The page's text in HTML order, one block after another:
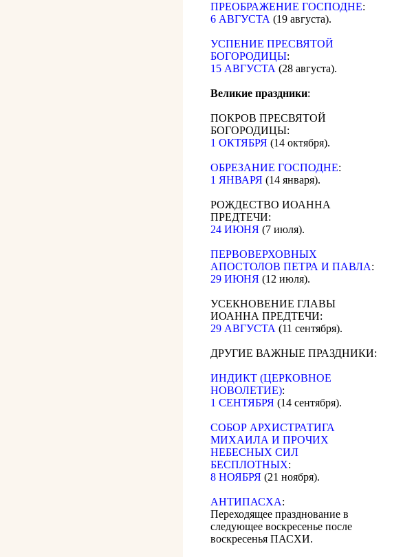
ПРЕОБРАЖЕНИЕ ГОСПОДНЕ:
6 АВГУСТА (19 августа).
УСПЕНИЕ ПРЕСВЯТОЙ
БОГОРОДИЦЫ:
15 АВГУСТА (28 августа).
Великие праздники:
ПОКРОВ ПРЕСВЯТОЙ
БОГОРОДИЦЫ:
1 ОКТЯБРЯ (14 октября).
ОБРЕЗАНИЕ ГОСПОДНЕ:
1 ЯНВАРЯ (14 января).
РОЖДЕСТВО ИОАННА
ПРЕДТЕЧИ:
24 ИЮНЯ (7 июля).
ПЕРВОВЕРХОВНЫХ
АПОСТОЛОВ ПЕТРА И ПАВЛА:
29 ИЮНЯ (12 июля).
УСЕКНОВЕНИЕ ГЛАВЫ
ИОАННА ПРЕДТЕЧИ:
29 АВГУСТА (11 сентября).
ДРУГИЕ ВАЖНЫЕ ПРАЗДНИКИ:
ИНДИКТ (ЦЕРКОВНОЕ
НОВОЛЕТИЕ):
1 СЕНТЯБРЯ (14 сентября).
CОБОР АРХИСТРАТИГА
МИХАИЛА И ПРОЧИХ
НЕБЕСНЫХ СИЛ
БЕСПЛОТНЫХ:
8 НОЯБРЯ (21 ноября).
АНТИПАСХА:
Переходящее празднование в
следующее воскресенье после
воскресенья ПАСХИ.